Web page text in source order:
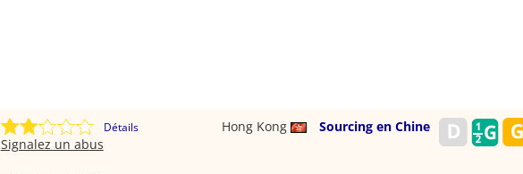
Détails Hong Kong
Sourcing en Chine
Signalez un abus